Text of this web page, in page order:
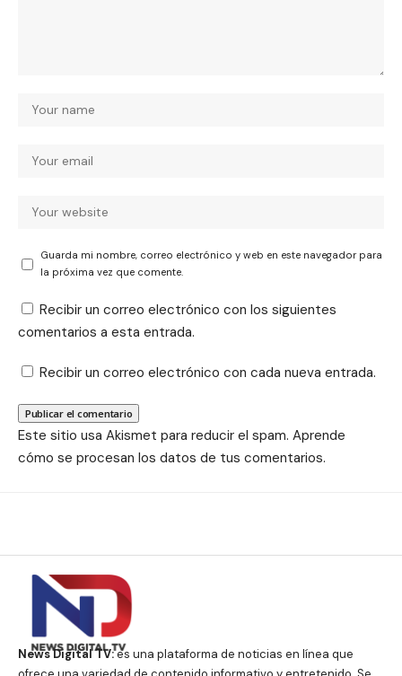
Guarda mi nombre, correo electrónico y web en este navegador para
la próxima vez que comente.
Recibir un correo electrónico con los siguientes
comentarios a esta entrada.
Recibir un correo electrónico con cada nueva entrada.
Este sitio usa Akismet para reducir el spam. Aprende
cómo se procesan los datos de tus comentarios.
News Digital TV:es una plataforma de noticias en línea que